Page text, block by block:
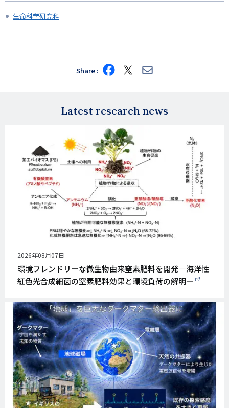
生命科学研究科
Share Share
on
Share
on
Share
via
Latest research news
公
開
日
2026年08月07日
環境フレンドリーな微生物由来窒素肥料を開発―海洋性
紅色光合成細菌の窒素肥料効果と環境負荷の解明―